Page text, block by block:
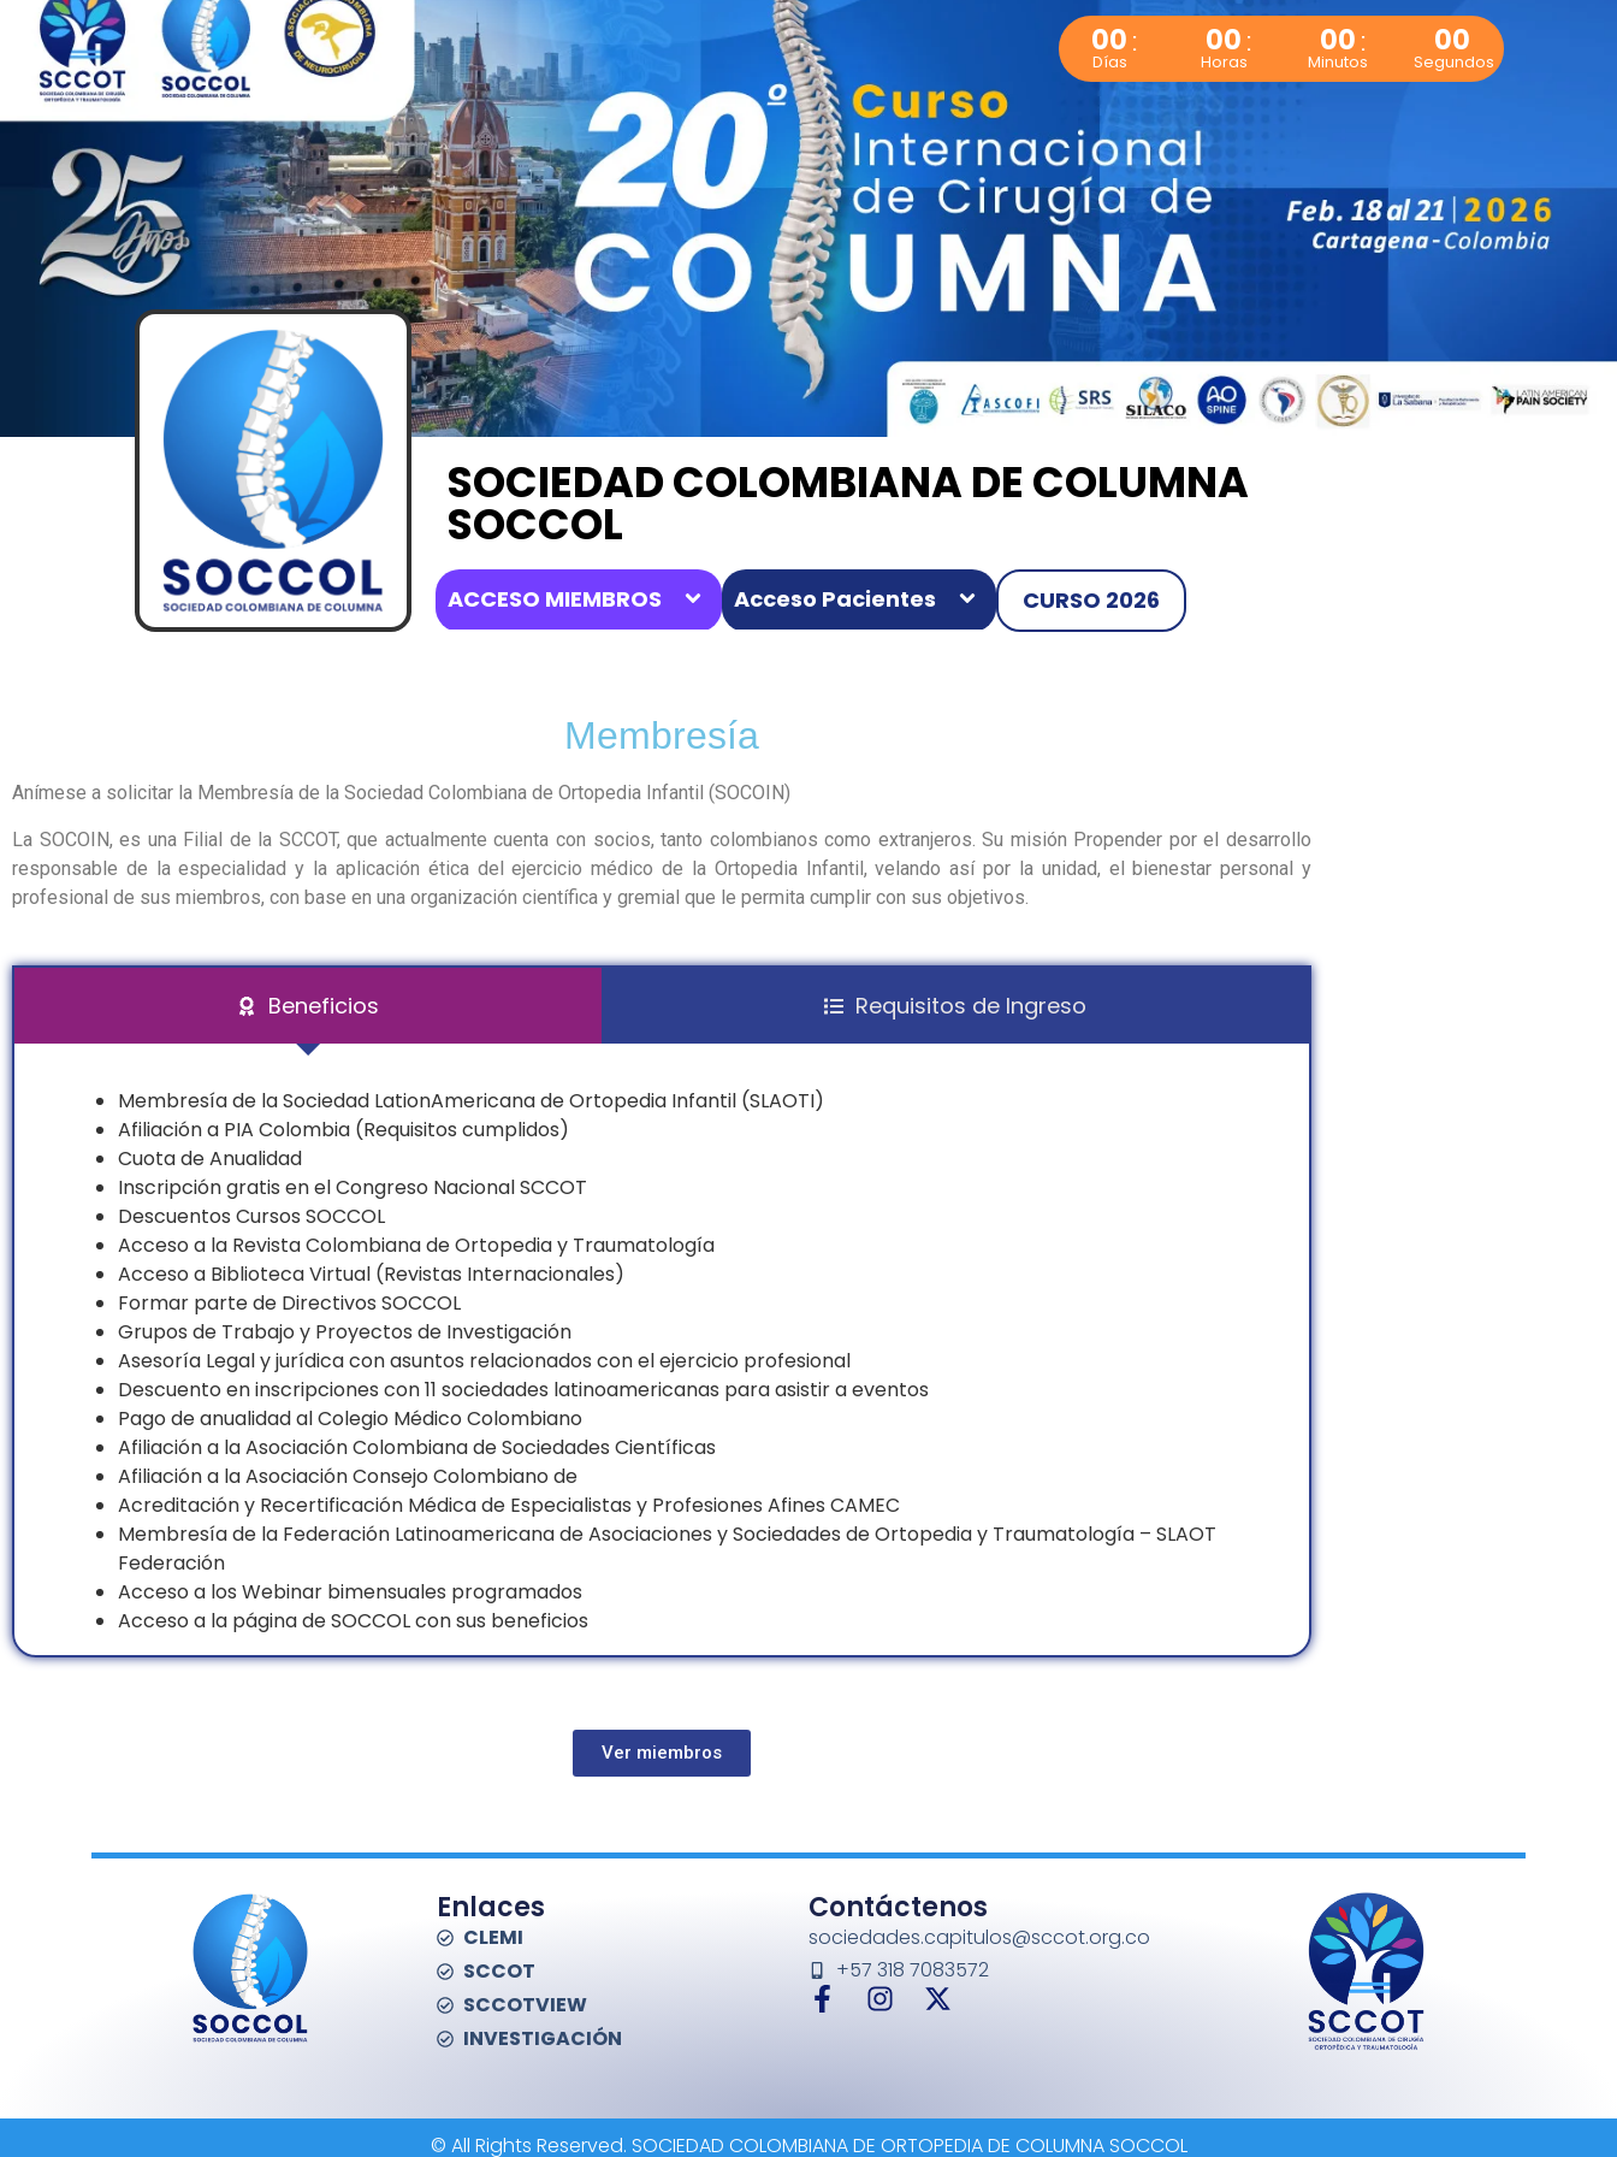
00
Días
00
Horas
00
Minutos
00
Segundos
SOCIEDAD COLOMBIANA DE COLUMNA
SOCCOL
ACCESO MIEMBROS Acceso Pacientes CURSO 2026
Membresía
Anímese a solicitar la Membresía de la Sociedad Colombiana de Ortopedia Infantil (SOCOIN)
La SOCOIN, es una Filial de la SCCOT, que actualmente cuenta con socios, tanto colombianos como extranjeros. Su misión Propender por el desarrollo
responsable de la especialidad y la aplicación ética del ejercicio médico de la Ortopedia Infantil, velando así por la unidad, el bienestar personal y
profesional de sus miembros, con base en una organización científica y gremial que le permita cumplir con sus objetivos.
Beneficios Requisitos de Ingreso
Membresía de la Sociedad LationAmericana de Ortopedia Infantil (SLAOTI)
Afiliación a PIA Colombia (Requisitos cumplidos)
Cuota de Anualidad
Inscripción gratis en el Congreso Nacional SCCOT
Descuentos Cursos SOCCOL
Acceso a la Revista Colombiana de Ortopedia y Traumatología
Acceso a Biblioteca Virtual (Revistas Internacionales)
Formar parte de Directivos SOCCOL
Grupos de Trabajo y Proyectos de Investigación
Asesoría Legal y jurídica con asuntos relacionados con el ejercicio profesional
Descuento en inscripciones con 11 sociedades latinoamericanas para asistir a eventos
Pago de anualidad al Colegio Médico Colombiano
Afiliación a la Asociación Colombiana de Sociedades Científicas
Afiliación a la Asociación Consejo Colombiano de
Acreditación y Recertificación Médica de Especialistas y Profesiones Afines CAMEC
Membresía de la Federación Latinoamericana de Asociaciones y Sociedades de Ortopedia y Traumatología – SLAOT
Federación
Acceso a los Webinar bimensuales programados
Acceso a la página de SOCCOL con sus beneficios
Ver miembros
Enlaces
CLEMI
SCCOT
SCCOTVIEW
INVESTIGACIÓN
Contáctenos
sociedades.capitulos@sccot.org.co
+57 318 7083572
© All Rights Reserved. SOCIEDAD COLOMBIANA DE ORTOPEDIA DE COLUMNA SOCCOL